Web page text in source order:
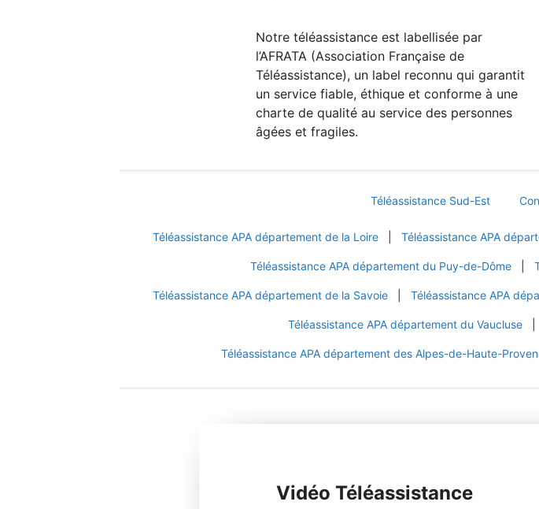
Notre téléassistance est labellisée par
l’AFRATA (Association Française de
Téléassistance), un label reconnu qui garantit
un service fiable, éthique et conforme à une
charte de qualité au service des personnes
âgées et fragiles.
Téléassistance Sud-Est
Téléassistance APA département de la Loire Téléassistance APA
Téléassistance APA département du Puy-de-Dôme
Téléassistance APA département de la Savoie Téléassistance APA
Téléassistance APA département du Vaucluse
Téléassistance APA département des Alpes-de-Haute-
Vidéo Téléassistance